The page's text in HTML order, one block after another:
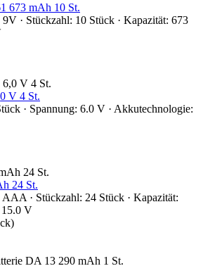
673 mAh 10 St.
· Stückzahl: 10 Stück · Kapazität: 673
V 4 St.
· Spannung: 6.0 V · Akkutechnologie:
24 St.
· Stückzahl: 24 Stück · Kapazität:
15.0 V